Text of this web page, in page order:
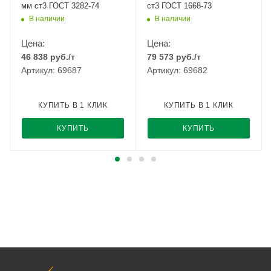
мм ст3 ГОСТ 3282-74
В наличии
Цена:
46 838 руб./т
Артикул: 69687
КУПИТЬ
КУПИТЬ В 1 КЛИК
ст3 ГОСТ 1668-73
В наличии
Цена:
79 573 руб./т
Артикул: 69682
КУПИТЬ
КУПИТЬ В 1 КЛИК